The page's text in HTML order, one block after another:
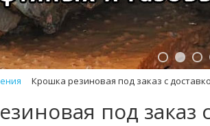
Крошка резиновая под заказ с
под заказ